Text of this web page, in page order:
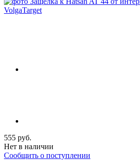
555 руб.
Нет в наличии
Сообщить о поступлении